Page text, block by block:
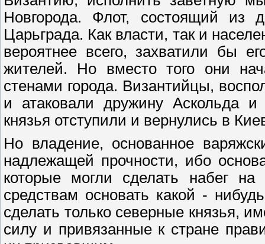
Новгорода. Флот, состоящий из
Царьграда. Как власти, так и
вероятнее всего, захватили бы
жителей. Но вместо того они
стенами города. Византийцы,
и атаковали дружину Аскольда
князья отступили и вернулись в
Но владение, основанное
надлежащей прочности, ибо
которые могли сделать набег
средствам основать какой -
сделать только северные князья,
силу и привязанные к стране